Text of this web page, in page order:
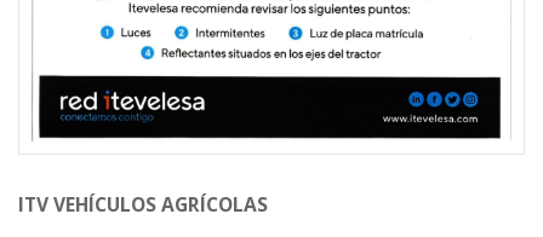
ITV VEHÍCULOS AGRÍCOLAS